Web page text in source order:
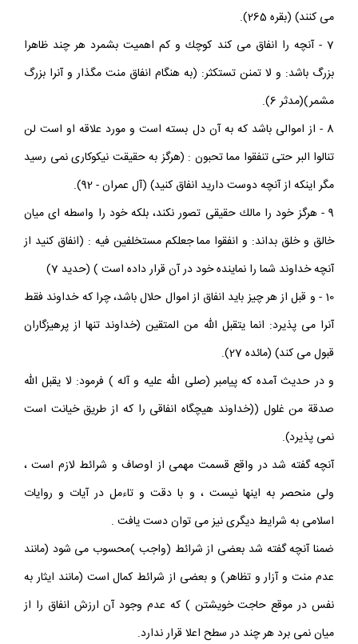
مى كنند) (بقره 265).
7 - آنچه را انفاق مى كند كوچك و كم اهميت بشمرد هر چند ظاهرا
بزرگ باشد: و لا تمنن تستكثر: (به هنگام انفاق منت مگذار و آنرا بزرگ
مشمر)(مدثر 6).
8 - از اموالى باشد كه به آن دل بسته است و مورد علاقه او است لن
تنالوا البر حتى تنفقوا مما تحبون : (هرگز به حقيقت نيكوكارى نمى رسيد
مگر اينكه از آنچه دوست داريد انفاق كنيد) (آل عمران - 92).
9 - هرگز خود را مالك حقيقى تصور نكند، بلكه خود را واسطه اى ميان
خالق و خلق بداند: و انفقوا مما جعلكم مستخلفين فيه : (انفاق كنيد از
آنچه خداوند شما را نماينده خود در آن قرار داده است ) (حديد 7)
10 - و قبل از هر چيز بايد انفاق از اموال حلال باشد، چرا كه خداوند فقط
آنرا مى پذيرد: انما يتقبل الله من المتقين (خداوند تنها از پرهيزگاران
قبول مى كند) (مائده 27).
و در حديث آمده كه پيامبر (صلى اللّه عليه و آله ) فرمود: لا يقبل الله
صدقة من غلول ((خداوند هيچگاه انفاقى را كه از طريق خيانت است
نمى پذيرد).
آنچه گفته شد در واقع قسمت مهمى از اوصاف و شرائط لازم است ،
ولى منحصر به اينها نيست ، و با دقت و تاءمل در آيات و روايات
اسلامى به شرايط ديگرى نيز مى توان دست يافت .
ضمنا آنچه گفته شد بعضى از شرائط (واجب )محسوب مى شود (مانند
عدم منت و آزار و تظاهر) و بعضى از شرائط كمال است (مانند ايثار به
نفس در موقع حاجت خويشتن ) كه عدم وجود آن ارزش انفاق را از
ميان نمى برد هر چند در سطح اعلا قرار ندارد.